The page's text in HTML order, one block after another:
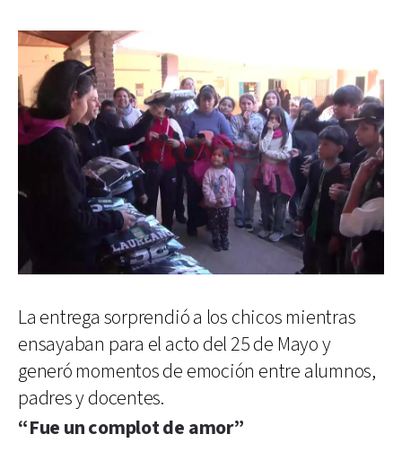
La entrega sorprendió a los chicos mientras
ensayaban para el acto del 25 de Mayo y
generó momentos de emoción entre alumnos,
padres y docentes.
“Fue un complot de amor”